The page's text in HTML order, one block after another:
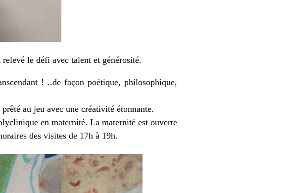
le défi avec talent et générosité.
! ..de façon poétique, philosophique,
au jeu avec une créativité étonnante.
en maternité. La maternité est ouverte
des visites de 17h à 19h.